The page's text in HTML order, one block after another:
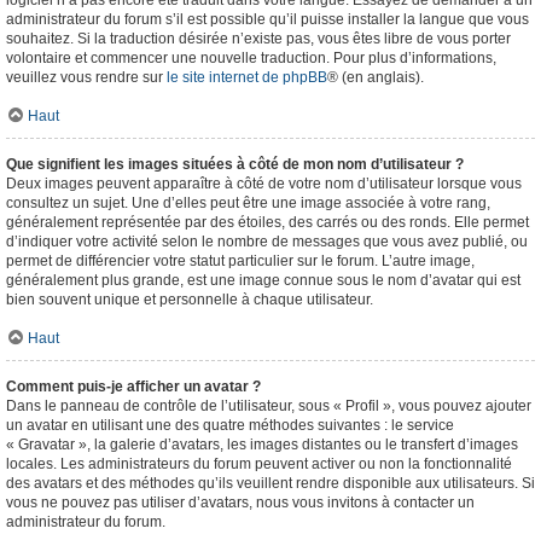
administrateur du forum s’il est possible qu’il puisse installer la langue que vous
souhaitez. Si la traduction désirée n’existe pas, vous êtes libre de vous porter
volontaire et commencer une nouvelle traduction. Pour plus d’informations,
veuillez vous rendre sur le site internet de phpBB® (en anglais).
Haut
Que signifient les images situées à côté de mon nom d’utilisateur ?
Deux images peuvent apparaître à côté de votre nom d’utilisateur lorsque vous
consultez un sujet. Une d’elles peut être une image associée à votre rang,
généralement représentée par des étoiles, des carrés ou des ronds. Elle permet
d’indiquer votre activité selon le nombre de messages que vous avez publié, ou
permet de différencier votre statut particulier sur le forum. L’autre image,
généralement plus grande, est une image connue sous le nom d’avatar qui est
bien souvent unique et personnelle à chaque utilisateur.
Haut
Comment puis-je afficher un avatar ?
Dans le panneau de contrôle de l’utilisateur, sous « Profil », vous pouvez ajouter
un avatar en utilisant une des quatre méthodes suivantes : le service
« Gravatar », la galerie d’avatars, les images distantes ou le transfert d’images
locales. Les administrateurs du forum peuvent activer ou non la fonctionnalité
des avatars et des méthodes qu’ils veuillent rendre disponible aux utilisateurs. Si
vous ne pouvez pas utiliser d’avatars, nous vous invitons à contacter un
administrateur du forum.